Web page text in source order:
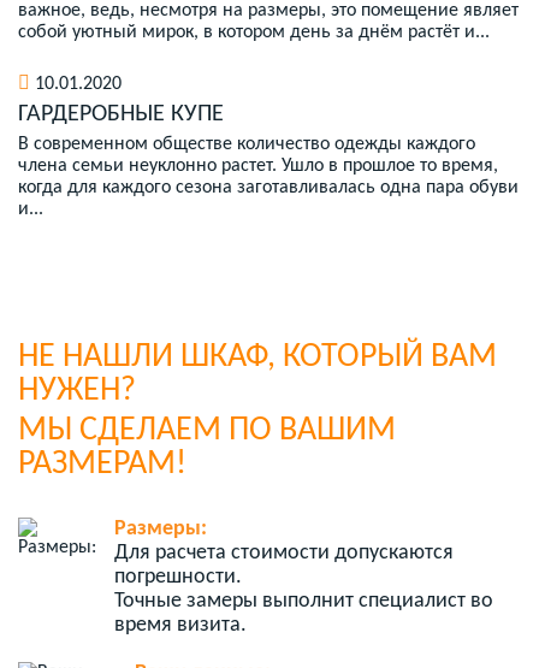
важное, ведь, несмотря на размеры, это помещение являет
собой уютный мирок, в котором день за днём растёт и...
10.01.2020
ГАРДЕРОБНЫЕ КУПЕ
В современном обществе количество одежды каждого
члена семьи неуклонно растет. Ушло в прошлое то время,
когда для каждого сезона заготавливалась одна пара обуви
и...
НЕ НАШЛИ ШКАФ, КОТОРЫЙ ВАМ
НУЖЕН?
МЫ СДЕЛАЕМ ПО ВАШИМ
РАЗМЕРАМ!
Размеры:
Для расчета стоимости допускаются
погрешности.
Точные замеры выполнит специалист во
время визита.